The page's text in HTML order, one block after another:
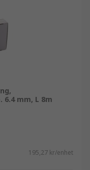
6.4 mm, L 8m
195,27 kr/enhet